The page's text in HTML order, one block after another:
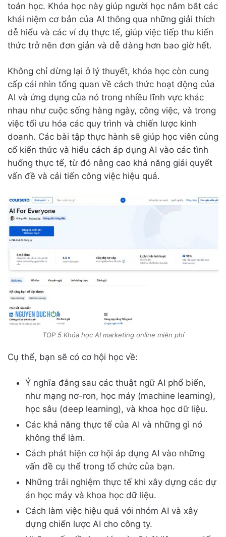
toán học. Khóa học này giúp người học nắm bắt các
khái niệm cơ bản của AI thông qua những giải thích
dễ hiểu và các ví dụ thực tế, giúp việc tiếp thu kiến
thức trở nên đơn giản và dễ dàng hơn bao giờ hết.
Không chỉ dừng lại ở lý thuyết, khóa học còn cung
cấp cái nhìn tổng quan về cách thức hoạt động của
AI và ứng dụng của nó trong nhiều lĩnh vực khác
nhau như cuộc sống hàng ngày, công việc, và trong
việc tối ưu hóa các quy trình và chiến lược kinh
doanh. Các bài tập thực hành sẽ giúp học viên củng
cố kiến thức và hiểu cách áp dụng AI vào các tình
huống thực tế, từ đó nâng cao khả năng giải quyết
vấn đề và cải tiến công việc hiệu quả.
TOP 5 Khóa học AI marketing online miễn phí
Cụ thể, bạn sẽ có cơ hội học về:
Ý nghĩa đằng sau các thuật ngữ AI phổ biến,
như mạng nơ-ron, học máy (machine learning),
học sâu (deep learning), và khoa học dữ liệu.
Các khả năng thực tế của AI và những gì nó
không thể làm.
Cách phát hiện cơ hội áp dụng AI vào những
vấn đề cụ thể trong tổ chức của bạn.
Những trải nghiệm thực tế khi xây dựng các dự
án học máy và khoa học dữ liệu.
Cách làm việc hiệu quả với nhóm AI và xây
dựng chiến lược AI cho công ty.